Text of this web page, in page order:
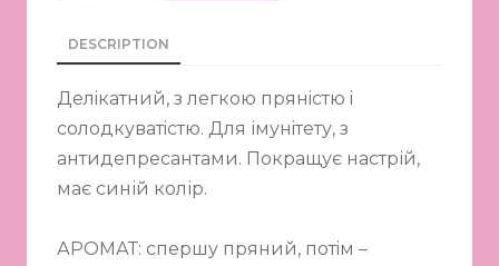
DESCRIPTION
Делiкатний, з легкою прянiстю i
солодкуватiстю. Для імунiтету, з
антидепресантами. Покращує настрій,
має синій колір.
АРОМАТ: спершу пряний, потiм –